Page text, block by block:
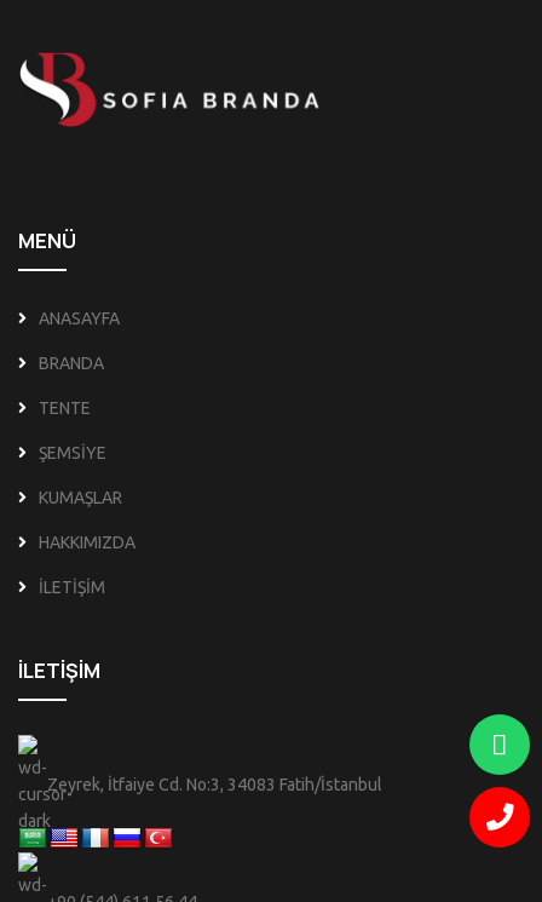
MENÜ
ANASAYFA
BRANDA
TENTE
ŞEMSİYE
KUMAŞLAR
HAKKIMIZDA
İLETİŞİM
İLETİŞİM
Zeyrek, İtfaiye Cd. No:3, 34083 Fatih/İstanbul